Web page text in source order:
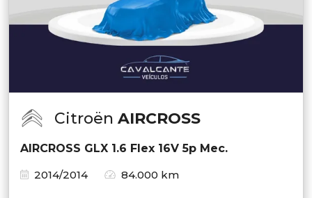
Citroën AIRCROSS
AIRCROSS GLX 1.6 Flex 16V 5p Mec.
2014/2014
84.000 km